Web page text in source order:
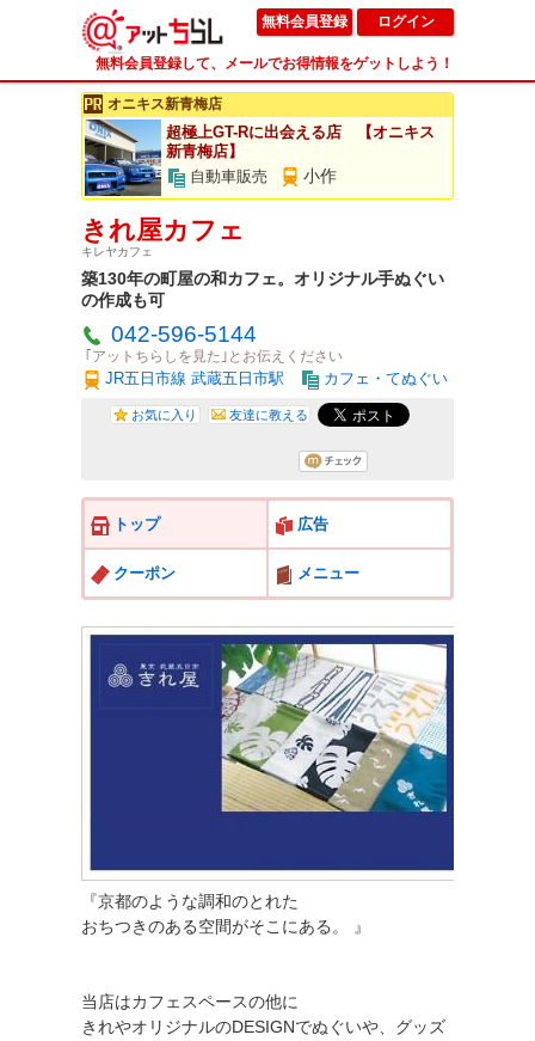
無料会員登録 ログイン
無料会員登録して、メールでお得情報をゲットしよう！
オニキス新青梅店
超極上GT-Rに出会える店 【オニキス
新青梅店】
自動車販売
小作
きれ屋カフェ
キレヤカフェ
築130年の町屋の和カフェ。オリジナル手ぬぐい
の作成も可
042-596-5144
｢アットちらしを見た｣とお伝えください
JR五日市線 武蔵五日市駅 カフェ・てぬぐい
お気に入り 友達に教える
トップ 広告
クーポン メニュー
『京都のような調和のとれた
おちつきのある空間がそこにある。 』
当店はカフェスペースの他に
きれやオリジナルのDESIGNでぬぐいや、グッズ